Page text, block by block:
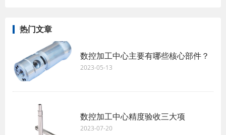
热门文章
数控加工中心主要有哪些核心部件？
2023-05-13
数控加工中心精度验收三大项
2023-07-20